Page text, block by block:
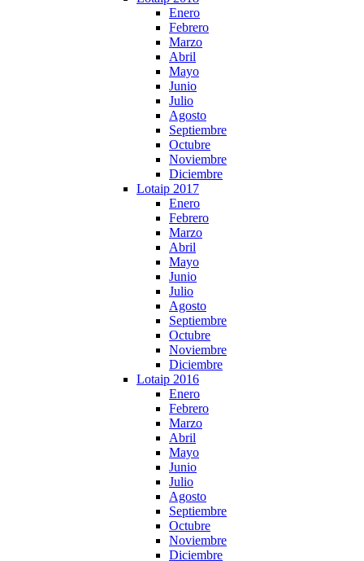
Enero
Febrero
Marzo
Abril
Mayo
Junio
Julio
Agosto
Septiembre
Octubre
Noviembre
Diciembre
Lotaip 2017
Enero
Febrero
Marzo
Abril
Mayo
Junio
Julio
Agosto
Septiembre
Octubre
Noviembre
Diciembre
Lotaip 2016
Enero
Febrero
Marzo
Abril
Mayo
Junio
Julio
Agosto
Septiembre
Octubre
Noviembre
Diciembre